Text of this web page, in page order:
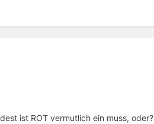
ist ROT vermutlich ein muss, oder?